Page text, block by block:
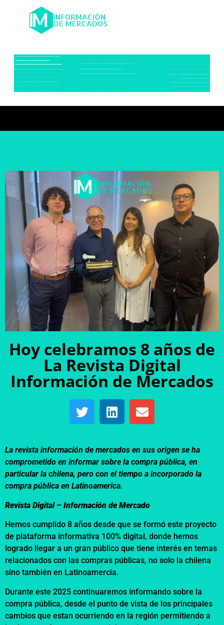
Hoy celebramos 8 años de
La Revista Digital
Información de Mercados
La revista información de mercados en sus origen se ha
comprometido en informar sobre la compra pública, en
particular la chilena, pero con el tiempo a incorporado la
compra pública en Latinoamerica.
Revista Digital – Información de Mercado
Hemos cumplido 8 años desde que se formó este proyecto
de plataforma informativa 100% digital, donde hemos
logrado llegar a un gran público que tiene interés en temas
relacionados con las compras públicas, no solo la chilena
sino también en Latinoamercia.
Durante este 2025 continuaremos informando sobre la
compra pública, desde el punto de vista de los principales
cambios que estan ocurriendo en la región permitiendo a